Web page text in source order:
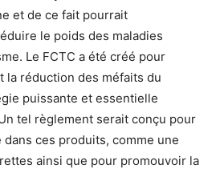
et de ce fait pourrait
le poids des maladies
Le FCTC a été créé pour
la réduction des méfaits du
puissante et essentielle
tel règlement serait conçu pour
ces produits, comme une
ainsi que pour promouvoir la